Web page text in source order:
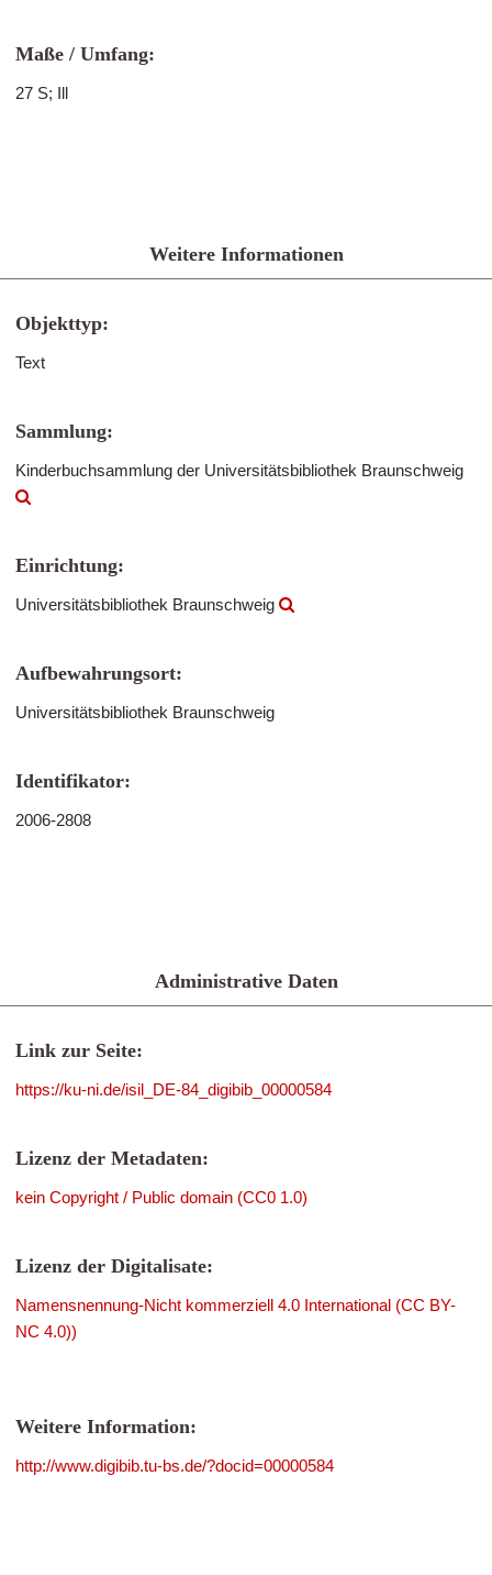
Maße / Umfang:
27 S; Ill
Weitere Informationen
Objekttyp:
Text
Sammlung:
Kinderbuchsammlung der Universitätsbibliothek Braunschweig
Einrichtung:
Universitätsbibliothek Braunschweig
Aufbewahrungsort:
Universitätsbibliothek Braunschweig
Identifikator:
2006-2808
Administrative Daten
Link zur Seite:
https://ku-ni.de/isil_DE-84_digibib_00000584
Lizenz der Metadaten:
kein Copyright / Public domain (CC0 1.0)
Lizenz der Digitalisate:
Namensnennung-Nicht kommerziell 4.0 International (CC BY-
NC 4.0))
Weitere Information:
http://www.digibib.tu-bs.de/?docid=00000584